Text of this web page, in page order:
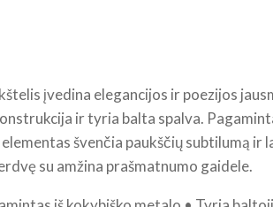
įvedina elegancijos ir poezijos
ir tyria balta spalva.
švenčia paukščių subtilumą ir
su amžina prašmatnumo gaidele.